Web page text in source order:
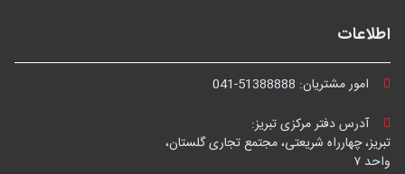
اطلاعات
امور مشتریان: 041-51388888
آدرس دفتر مرکزی تبریز:
تبریز، چهارراه شریعتی، مجتمع تجاری گلستان،
واحد ۷